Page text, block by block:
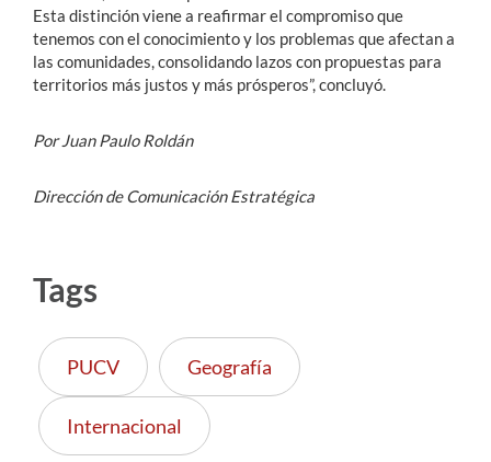
Esta distinción viene a reafirmar el compromiso que
tenemos con el conocimiento y los problemas que afectan a
las comunidades, consolidando lazos con propuestas para
territorios más justos y más prósperos”, concluyó.
Por Juan Paulo Roldán
Dirección de Comunicación Estratégica
Tags
PUCV Geografía
Internacional